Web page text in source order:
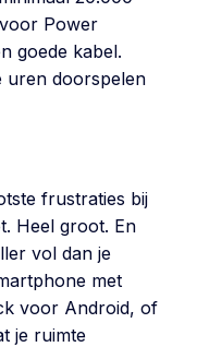
Power
goede kabel.
uren doorspelen
frustraties bij
Heel groot. En
vol dan je
met
voor Android, of
je ruimte